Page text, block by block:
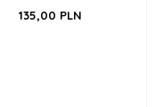
135,00 PLN